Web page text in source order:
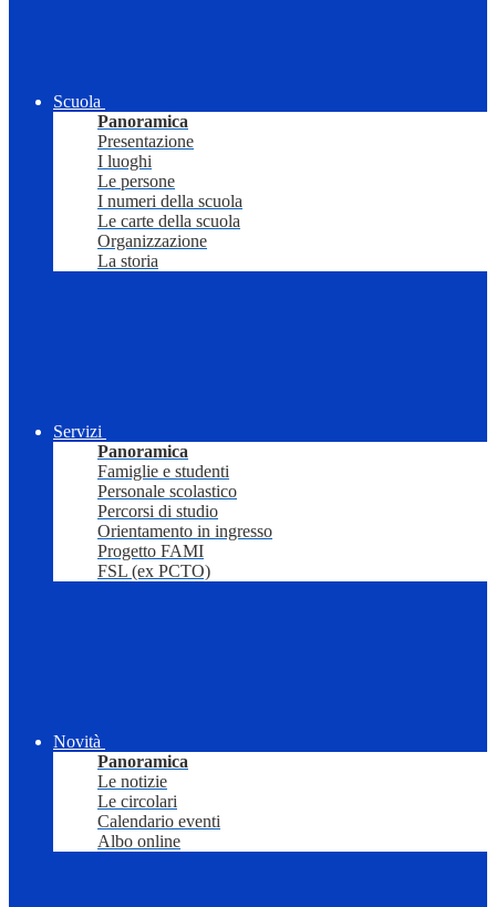
Scuola
Panoramica
Presentazione
I luoghi
Le persone
I numeri della scuola
Le carte della scuola
Organizzazione
La storia
Servizi
Panoramica
Famiglie e studenti
Personale scolastico
Percorsi di studio
Orientamento in ingresso
Progetto FAMI
FSL (ex PCTO)
Novità
Panoramica
Le notizie
Le circolari
Calendario eventi
Albo online